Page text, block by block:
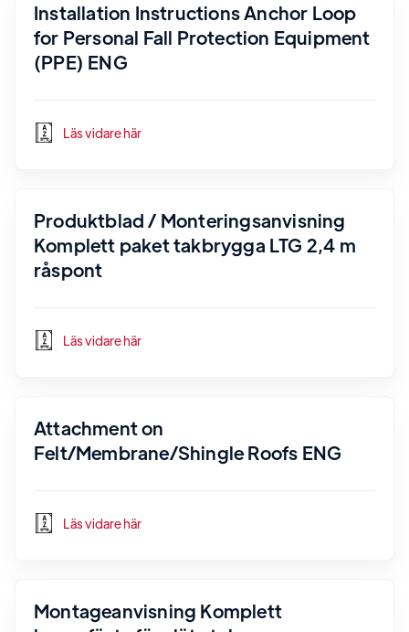
Installation Instructions Anchor Loop
for Personal Fall Protection Equipment
(PPE) ENG
Läs vidare här
Produktblad / Monteringsanvisning
Komplett paket takbrygga LTG 2,4 m
råspont
Läs vidare här
Attachment on
Felt/Membrane/Shingle Roofs ENG
Läs vidare här
Montageanvisning Komplett